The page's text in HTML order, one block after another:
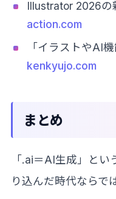
Illustrator 2026の
action.com
「イラストやAI
kenkyujo.com
まとめ
「.ai＝AI生成」と
り込んだ時代ならで